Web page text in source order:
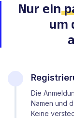
Nur ein
um
Die
Namen und
Keine